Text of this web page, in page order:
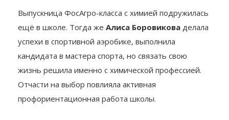
Выпускница ФосАгро-класса с химией подружилась
ещё в школе. Тогда же Алиса Боровикова делала
успехи в спортивной аэробике, выполнила
кандидата в мастера спорта, но связать свою
жизнь решила именно с химической профессией.
Отчасти на выбор повлияла активная
профориентационная работа школы.